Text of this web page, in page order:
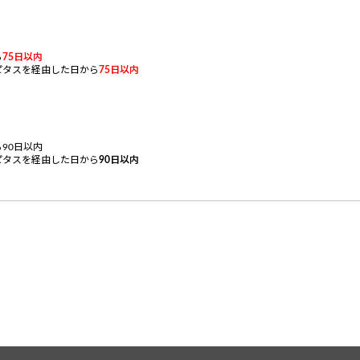
75 日以内
スを経由した日から 75 日以内
90日以内
スを経由した日から90 日以内